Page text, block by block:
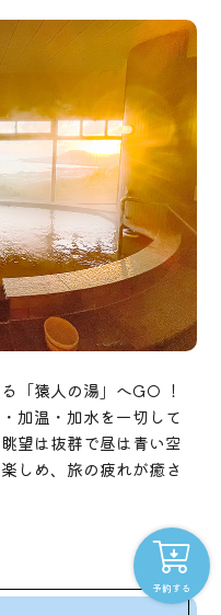
「猿人の湯」へGO ！
加温・加水を一切して
望は抜群で昼は青い空
しめ、旅の疲れが癒さ
予約する